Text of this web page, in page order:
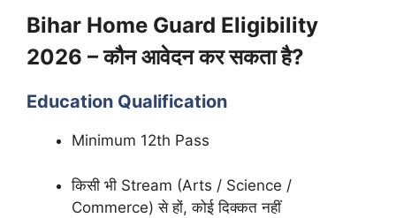
Bihar Home Guard Eligibility
2026 – कौन आवेदन कर सकता है?
Education Qualification
Minimum 12th Pass
किसी भी Stream (Arts / Science /
Commerce) से हों, कोई दिक्कत नहीं